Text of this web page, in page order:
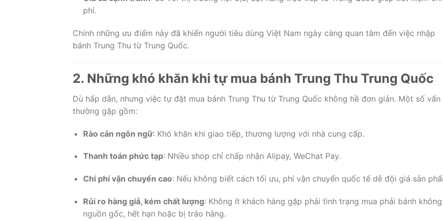
phí.
Chính những ưu điểm này đã khiến người tiêu dùng Việt Nam ngày càng quan tâm đến việc nhập
bánh Trung Thu từ Trung Quốc.
2. Những khó khăn khi tự mua bánh Trung Thu Trung Quốc
Dù hấp dẫn, nhưng việc tự đặt mua bánh Trung Thu từ Trung Quốc không hề đơn giản. Một số vấn
thường gặp gồm:
Rào cản ngôn ngữ: Khó khăn khi giao tiếp, thương lượng với nhà cung cấp.
Thanh toán phức tạp: Nhiều shop chỉ chấp nhận Alipay, WeChat Pay.
Chi phí vận chuyển cao: Nếu không biết cách tối ưu, phí vận chuyển quốc tế dễ đội giá sản
Rủi ro hàng giả, kém chất lượng: Không ít khách hàng gặp phải tình trạng mua phải bánh
nguồn gốc, hết hạn hoặc bị tráo hàng.